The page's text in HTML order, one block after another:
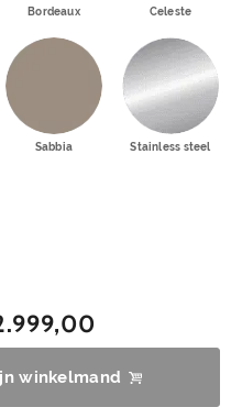
Bordeaux Celeste
Sabbia Stainless steel
winkelmand